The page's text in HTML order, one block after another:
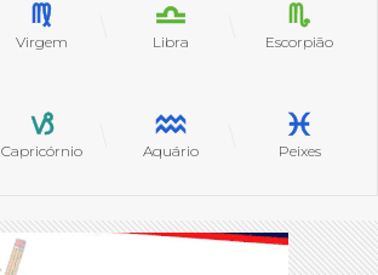
Virgem Libra Escorpião
Capricórnio Aquário Peixes